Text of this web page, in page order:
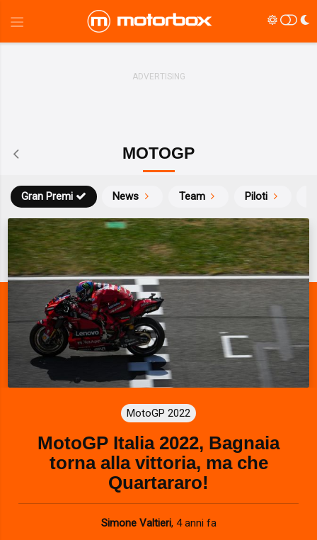
MOTOGP
News
Gran Premi Team Piloti
MotoGP 2022
MotoGP Italia 2022, Bagnaia
torna alla vittoria, ma che
Quartararo!
Simone Valtieri, 4 anni fa